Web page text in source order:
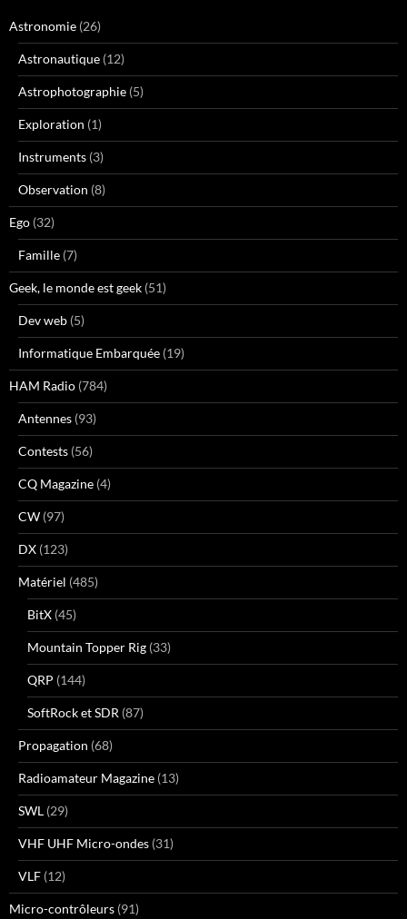
Astronomie (26)
Astronautique (12)
Astrophotographie (5)
Exploration (1)
Instruments (3)
Observation (8)
Ego (32)
Famille (7)
Geek, le monde est geek (51)
Dev web (5)
Informatique Embarquée (19)
HAM Radio (784)
Antennes (93)
Contests (56)
CQ Magazine (4)
CW (97)
DX (123)
Matériel (485)
BitX (45)
Mountain Topper Rig (33)
QRP (144)
SoftRock et SDR (87)
Propagation (68)
Radioamateur Magazine (13)
SWL (29)
VHF UHF Micro-ondes (31)
VLF (12)
Micro-contrôleurs (91)